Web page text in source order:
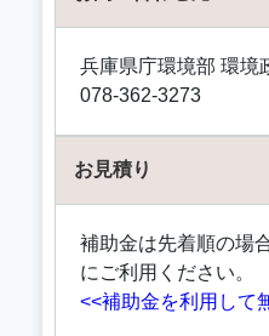
兵庫県庁環境部 環境
078-362-3273
お見積り
補助金は先着順の場
にご利用ください。
<<補助金を利用して